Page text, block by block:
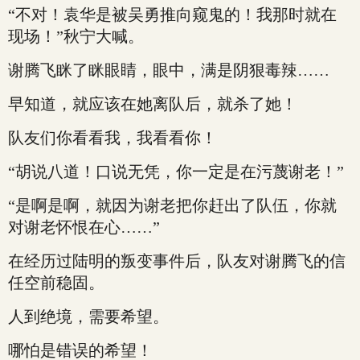
“不对！袁华是被吴勇推向窥鬼的！我那时就在
现场！”秋宁大喊。
谢腾飞眯了眯眼睛，眼中，满是阴狠毒辣……
早知道，就应该在她离队后，就杀了她！
队友们你看看我，我看看你！
“胡说八道！口说无凭，你一定是在污蔑谢老！”
“是啊是啊，就因为谢老把你赶出了队伍，你就
对谢老怀恨在心……”
在经历过陆明的叛变事件后，队友对谢腾飞的信
任空前稳固。
人到绝境，需要希望。
哪怕是错误的希望！